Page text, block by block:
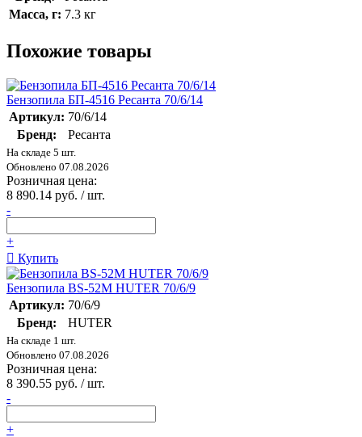
Масса, г: 7.3 кг
Похожие товары
Бензопила БП-4516 Ресанта 70/6/14
Артикул: 70/6/14
Бренд:
Ресанта
На складе 5 шт.
Обновлено 07.08.2026
Розничная цена:
8 890.14 руб. / шт.
-
+
Купить
Бензопила BS-52M HUTER 70/6/9
Артикул: 70/6/9
Бренд:
HUTER
На складе 1 шт.
Обновлено 07.08.2026
Розничная цена:
8 390.55 руб. / шт.
-
+